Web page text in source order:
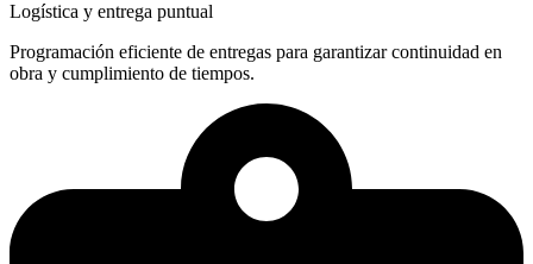
Logística y entrega puntual
Programación eficiente de entregas para garantizar continuidad en
obra y cumplimiento de tiempos.